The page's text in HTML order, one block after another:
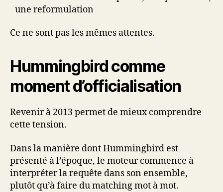
une reformulation
Ce ne sont pas les mêmes attentes.
Hummingbird comme
moment d’officialisation
Revenir à 2013 permet de mieux comprendre
cette tension.
Dans la manière dont Hummingbird est
présenté à l’époque, le moteur commence à
interpréter la requête dans son ensemble,
plutôt qu’à faire du matching mot à mot.